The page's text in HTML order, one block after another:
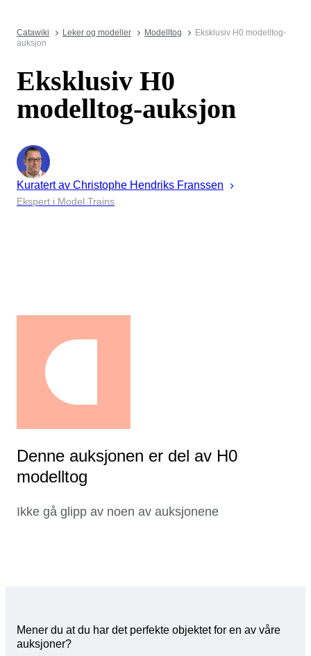
Catawiki Leker og modeller Modelltog
Eksklusiv H0 modelltog-
auksjon
Eksklusiv H0
modelltog-auksjon
Kuratert av Christophe Hendriks Franssen
Ekspert i Model Trains
Denne auksjonen er del av H0
modelltog
Ikke gå glipp av noen av auksjonene
Mener du at du har det perfekte objektet for en av våre
auksjoner?